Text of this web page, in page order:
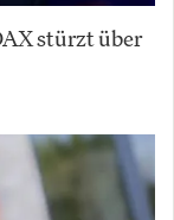
stürzt über